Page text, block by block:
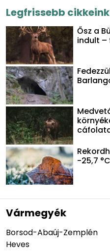
Legfrissebb cikkeink
Ősz a
indult –
-25,7
Vármegyék
Borsod-Abaúj-Zemplén
Heves